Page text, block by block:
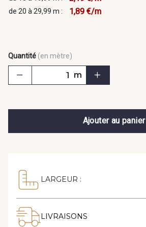
de 20 à 29,99 m : 1,89 €/m
Quantité (en mètre)
m
Ajouter au panier
LARGEUR :
LIVRAISONS